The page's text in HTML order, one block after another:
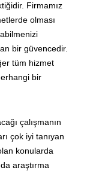
Firmamız
olması
bir güvencedir.
tüm hizmet
bir
çalışmanın
çok iyi tanıyan
konularda
araştırma